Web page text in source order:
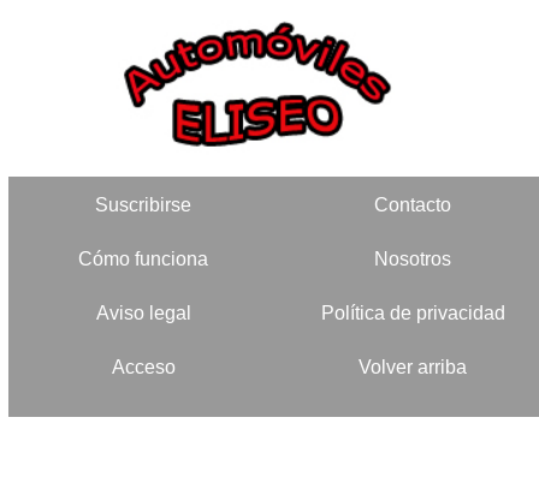
Suscribirse Contacto
Cómo funciona Nosotros
Aviso legal Política de privacidad
Acceso Volver arriba